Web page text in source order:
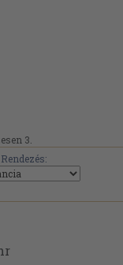
3.
Rendezés: